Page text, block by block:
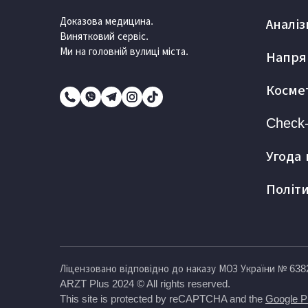
Доказова медицина.
Винятковий сервіс.
Ми на головній вулиці міста.
Угода
Ліцензовано відповідно до наказу МОЗ України №
ARZT Plus 2024 © All rights reserved.
This site is protected by reCAPTCHA and the Google